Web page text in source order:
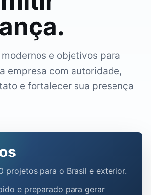
e objetivos para
empresa com autoridade,
e fortalecer sua presença
projetos para o Brasil e exterior.
e preparado para gerar